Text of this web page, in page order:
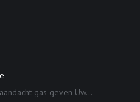
gas geven Uw...